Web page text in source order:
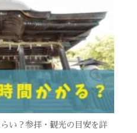
い？参拝・観光の目安を詳